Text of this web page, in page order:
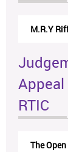
M.R.Y
RTIC
The